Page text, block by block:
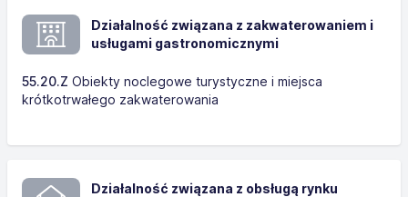
Działalność związana z zakwaterowaniem i
usługami gastronomicznymi
55.20.Z Obiekty noclegowe turystyczne i miejsca
krótkotrwałego zakwaterowania
Działalność związana z obsługą rynku